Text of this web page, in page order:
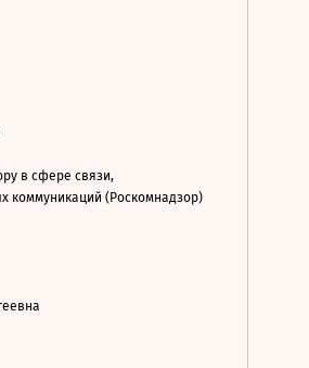
в сфере связи,
коммуникаций (Роскомнадзор)